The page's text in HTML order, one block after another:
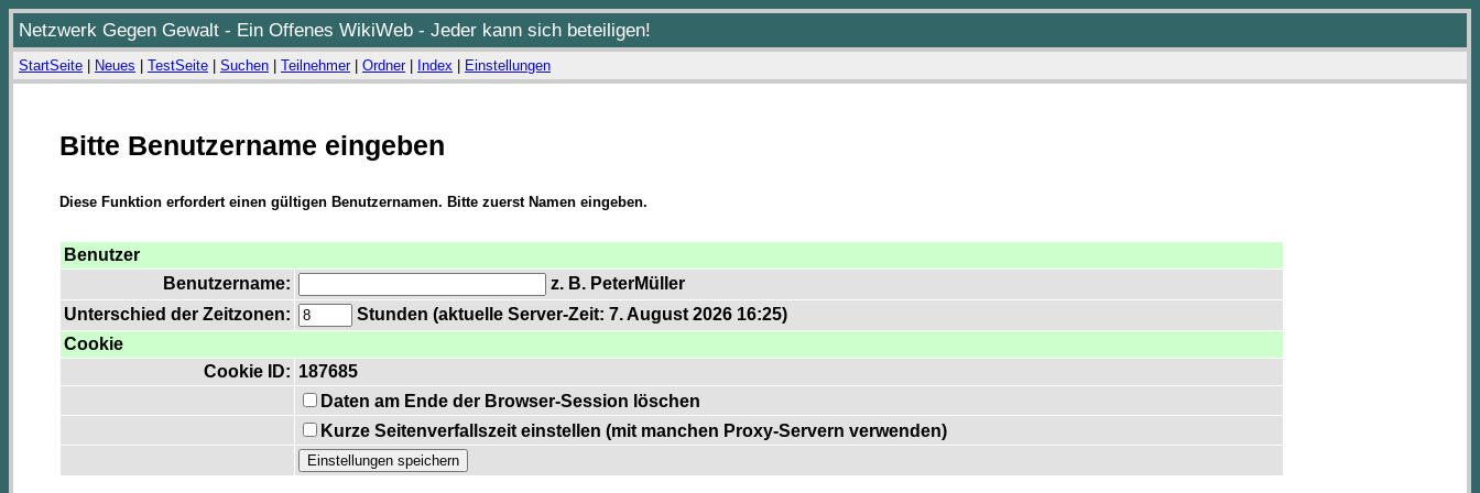
Netzwerk Gegen Gewalt - Ein Offenes WikiWeb - Jeder kann sich beteiligen!
StartSeite Neues TestSeite Suchen Teilnehmer| Ordner| Index Einstellungen
Bitte Benutzername eingeben
Diese Funktion erfordert einen gültigen Benutzernamen. Bitte zuerst Namen eingeben.
Benutzer
Benutzername:
z. B. PeterMüller
Unterschied der Zeitzonen:
Stunden (aktuelle Server-Zeit: 7. August 2026 16:25)
Cookie
Cookie ID: 187685
Daten am Ende der Browser-Session löschen
Kurze Seitenverfallszeit einstellen (mit manchen Proxy-Servern verwenden)